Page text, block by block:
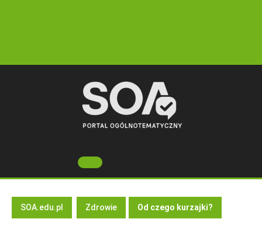
Open
Button
SOA.edu.pl Zdrowie Od czego kurzajki?